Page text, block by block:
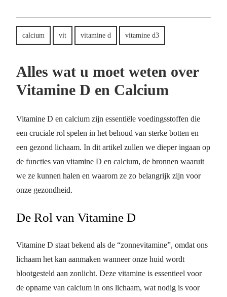
calcium vit vitamine d vitamine d3
Alles wat u moet weten over
Vitamine D en Calcium
Vitamine D en calcium zijn essentiële voedingsstoffen die
een cruciale rol spelen in het behoud van sterke botten en
een gezond lichaam. In dit artikel zullen we dieper ingaan op
de functies van vitamine D en calcium, de bronnen waaruit
we ze kunnen halen en waarom ze zo belangrijk zijn voor
onze gezondheid.
De Rol van Vitamine D
Vitamine D staat bekend als de “zonnevitamine”, omdat ons
lichaam het kan aanmaken wanneer onze huid wordt
blootgesteld aan zonlicht. Deze vitamine is essentieel voor
de opname van calcium in ons lichaam, wat nodig is voor